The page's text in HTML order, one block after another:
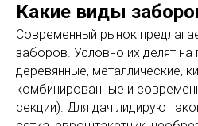
Какие виды
Современный рынок
заборов. Условно их делят на
деревянные, металлические,
комбинированные и
секции). Для дач лидируют